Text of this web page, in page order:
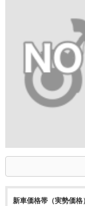
新車価格帯（実勢価格）